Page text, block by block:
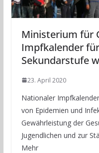
Ministerium für
Impfkalender
Sekundarstufe
23. April 2020
Nationaler
von Epidemien und
Gewährleistung der
Jugendlichen und zur
Mehr